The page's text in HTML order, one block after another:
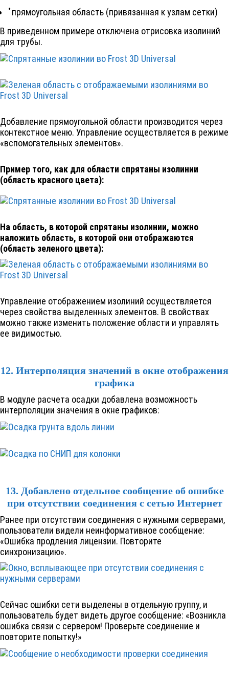
прямоугольная область (привязанная к узлам сетки)
В приведенном примере отключена отрисовка изолиний
для трубы.
Добавление прямоугольной области производится через
контекстное меню. Управление осуществляется в режиме
«вспомогательных элементов».
Пример того, как для области спрятаны изолинии
(область красного цвета):
На область, в которой спрятаны изолинии, можно
наложить область, в которой они отображаются
(область зеленого цвета):
Управление отображением изолиний осуществляется
через свойства выделенных элементов. В свойствах
можно также изменить положение области и управлять
ее видимостью.
12. Интерполяция значений в окне отображения
графика
В модуле расчета осадки добавлена возможность
интерполяции значения в окне графиков:
13. Добавлено отдельное сообщение об ошибке
при отсутствии соединения с сетью Интернет
Ранее при отсутствии соединения с нужными серверами,
пользователи видели неинформативное сообщение:
«Ошибка продления лицензии. Повторите
синхронизацию».
Сейчас ошибки сети выделены в отдельную группу, и
пользователь будет видеть другое сообщение: «Возникла
ошибка связи с сервером! Проверьте соединение и
повторите попытку!»